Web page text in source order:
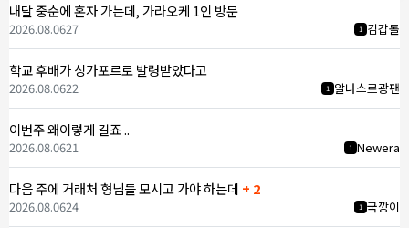
내달 중순에 혼자 가는데, 가라오케 1인 방문
1 김갑돌
2026.08.0627
학교 후배가 싱가포르로 발령받았다고
1 알나스르광팬
2026.08.0622
이번주 왜이렇게 길죠 ..
1 Newera
2026.08.0621
다음 주에 거래처 형님들 모시고 가야 하는데 + 2
1 국깡이
2026.08.0624